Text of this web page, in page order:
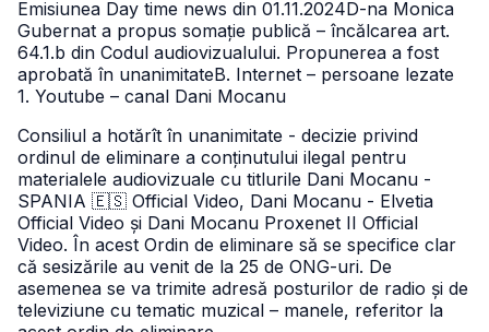
Emisiunea Day time news din 01.11.2024D-na Monica
Gubernat a propus somație publică – încălcarea art.
64.1.b din Codul audiovizualului. Propunerea a fost
aprobată în unanimitateB. Internet – persoane lezate
1. Youtube – canal Dani Mocanu
Consiliul a hotărît în unanimitate - decizie privind
ordinul de eliminare a conținutului ilegal pentru
materialele audiovizuale cu titlurile Dani Mocanu -
SPANIA 🇪🇸 Official Video, Dani Mocanu - Elvetia
Official Video și Dani Mocanu Proxenet II Official
Video. În acest Ordin de eliminare să se specifice clar
că sesizările au venit de la 25 de ONG-uri. De
asemenea se va trimite adresă posturilor de radio și de
televiziune cu tematic muzical – manele, referitor la